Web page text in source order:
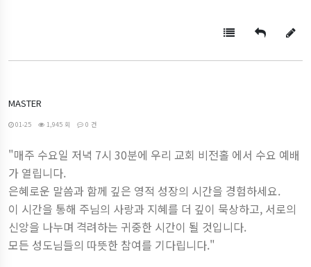
MASTER
01-25 1,945 회 0 건
"매주 수요일 저녁 7시 30분에 우리 교회 비전홀 에서 수요 예배
가 열립니다.
은혜로운 말씀과 함께 깊은 영적 성장의 시간을 경험하세요.
이 시간을 통해 주님의 사랑과 지혜를 더 깊이 묵상하고, 서로의
신앙을 나누며 격려하는 귀중한 시간이 될 것입니다.
모든 성도님들의 따뜻한 참여를 기다립니다."